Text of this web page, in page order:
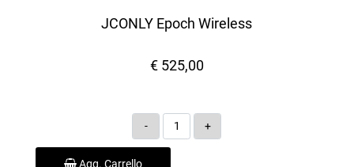
JCONLY Epoch Wireless
€ 525,00
Quantità
Agg. Carrello